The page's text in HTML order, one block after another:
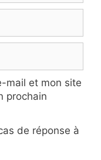
mail et mon site
prochain
de réponse à